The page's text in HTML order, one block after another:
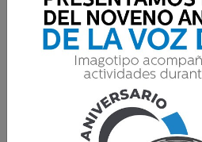
La lepra de la
P. Orlando Pérez 9 Mayo